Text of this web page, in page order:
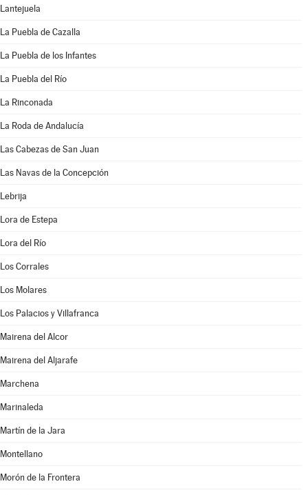
Lantejuela
La Puebla de Cazalla
La Puebla de los Infantes
La Puebla del Río
La Rinconada
La Roda de Andalucía
Las Cabezas de San Juan
Las Navas de la Concepción
Lebrija
Lora de Estepa
Lora del Río
Los Corrales
Los Molares
Los Palacios y Villafranca
Mairena del Alcor
Mairena del Aljarafe
Marchena
Marinaleda
Martín de la Jara
Montellano
Morón de la Frontera